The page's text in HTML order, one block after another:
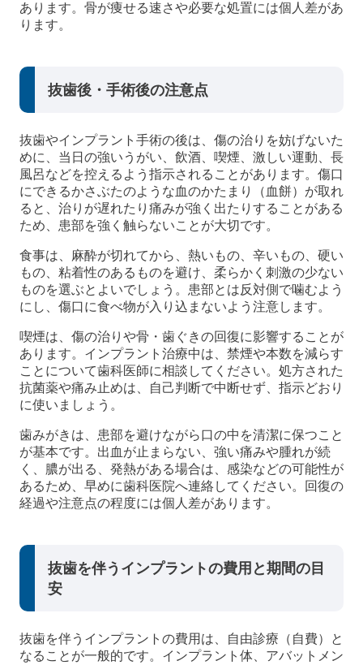
あります。骨が痩せる速さや必要な処置には個人差があ
ります。
抜歯後・手術後の注意点
抜歯やインプラント手術の後は、傷の治りを妨げないた
めに、当日の強いうがい、飲酒、喫煙、激しい運動、長
風呂などを控えるよう指示されることがあります。傷口
にできるかさぶたのような血のかたまり（血餅）が取れ
ると、治りが遅れたり痛みが強く出たりすることがある
ため、患部を強く触らないことが大切です。
食事は、麻酔が切れてから、熱いもの、辛いもの、硬い
もの、粘着性のあるものを避け、柔らかく刺激の少ない
ものを選ぶとよいでしょう。患部とは反対側で噛むよう
にし、傷口に食べ物が入り込まないよう注意します。
喫煙は、傷の治りや骨・歯ぐきの回復に影響することが
あります。インプラント治療中は、禁煙や本数を減らす
ことについて歯科医師に相談してください。処方された
抗菌薬や痛み止めは、自己判断で中断せず、指示どおり
に使いましょう。
歯みがきは、患部を避けながら口の中を清潔に保つこと
が基本です。出血が止まらない、強い痛みや腫れが続
く、膿が出る、発熱がある場合は、感染などの可能性が
あるため、早めに歯科医院へ連絡してください。回復の
経過や注意点の程度には個人差があります。
抜歯を伴うインプラントの費用と期間の目
安
抜歯を伴うインプラントの費用は、自由診療（自費）と
なることが一般的です。インプラント体、アバットメン